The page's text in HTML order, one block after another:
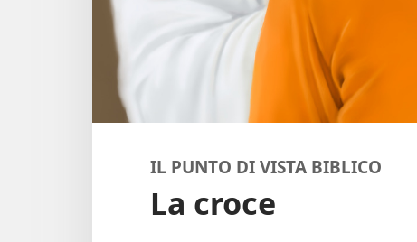
IL PUNTO DI VISTA BIBLICO
La croce